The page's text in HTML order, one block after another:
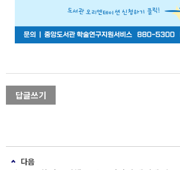
답글쓰기
다음